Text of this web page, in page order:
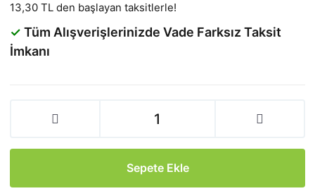
13,30 TL den başlayan taksitlerle!
✓ Tüm Alışverişlerinizde Vade Farksız Taksit
İmkanı
Sepete Ekle